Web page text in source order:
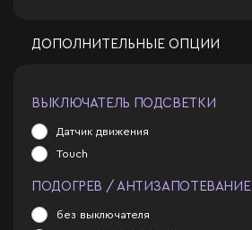
ДОПОЛНИТЕЛЬНЫЕ ОПЦИИ
ВЫКЛЮЧАТЕЛЬ ПОДСВЕТКИ
Датчик движения
Touch
ПОДОГРЕВ / АНТИЗАПОТЕВАНИЕ
без выключателя